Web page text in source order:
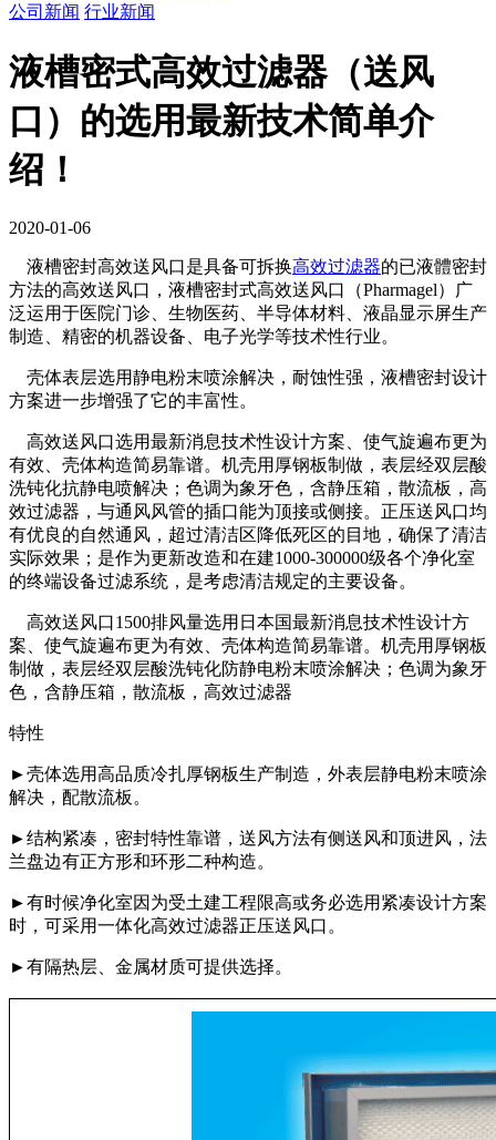
公司新闻 行业新闻
液槽密式高效过滤器（送风
口）的选用最新技术简单介
绍！
2020-01-06
液槽密封高效送风口是具备可拆换高效过滤器的已液體密封
方法的高效送风口，液槽密封式高效送风口（Pharmagel）广
泛运用于医院门诊、生物医药、半导体材料、液晶显示屏生产
制造、精密的机器设备、电子光学等技术性行业。
壳体表层选用静电粉末喷涂解决，耐蚀性强，液槽密封设计
方案进一步增强了它的丰富性。
高效送风口选用最新消息技术性设计方案、使气旋遍布更为
有效、壳体构造简易靠谱。机壳用厚钢板制做，表层经双层酸
洗钝化抗静电喷解决；色调为象牙色，含静压箱，散流板，高
效过滤器，与通风风管的插口能为顶接或侧接。正压送风口均
有优良的自然通风，超过清洁区降低死区的目地，确保了清洁
实际效果；是作为更新改造和在建1000-300000级各个净化室
的终端设备过滤系统，是考虑清洁规定的主要设备。
高效送风口1500排风量选用日本国最新消息技术性设计方
案、使气旋遍布更为有效、壳体构造简易靠谱。机壳用厚钢板
制做，表层经双层酸洗钝化防静电粉末喷涂解决；色调为象牙
色，含静压箱，散流板，高效过滤器
特性
►壳体选用高品质冷扎厚钢板生产制造，外表层静电粉末喷涂
解决，配散流板。
►结构紧凑，密封特性靠谱，送风方法有侧送风和顶进风，法
兰盘边有正方形和环形二种构造。
►有时候净化室因为受土建工程限高或务必选用紧凑设计方案
时，可采用一体化高效过滤器正压送风口。
►有隔热层、金属材质可提供选择。